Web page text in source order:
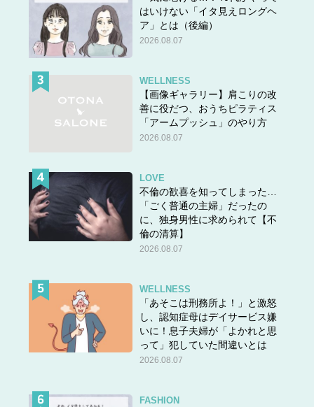
はいけない「イタ見えロングヘ
ア」とは（後編）
2026.08.07
WELLNESS
【画像ギャラリー】肩こりの改
善に役だつ、おうちピラティス
「アームプッシュ」のやり方
2026.08.07
LOVE
不倫の歓喜を知ってしまった…
「ごく普通の主婦」だったの
に、独身男性に求められて【不
倫の清算】
2026.08.07
WELLNESS
「あそこは刑務所よ！」と激怒
し、認知症母はデイサービス嫌
いに！息子夫婦が「よかれと思
って」犯していた間違いとは
2026.08.07
FASHION